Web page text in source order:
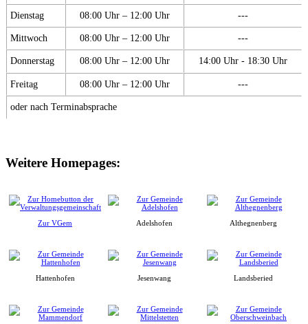
Dienstag 08:00 Uhr – 12:00 Uhr ---
Mittwoch 08:00 Uhr – 12:00 Uhr ---
Donnerstag 08:00 Uhr – 12:00 Uhr 14:00 Uhr - 18:30 Uhr
Freitag 08:00 Uhr – 12:00 Uhr ---
oder nach Terminabsprache
Weitere Homepages:
Zur VGem Adelshofen Althegnenberg
Hattenhofen Jesenwang Landsberied